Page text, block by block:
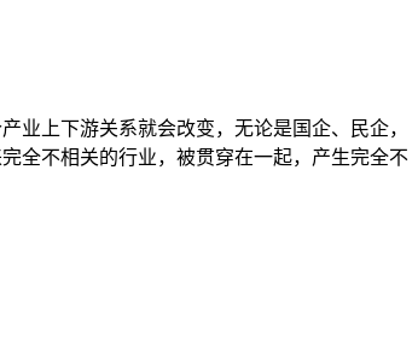
业上下游关系就会改变，无论是国企、民企，
全不相关的行业，被贯穿在一起，产生完全不